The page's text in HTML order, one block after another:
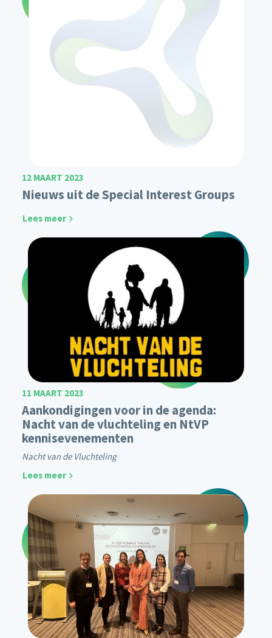
12 MAART 2023
Nieuws uit de Special Interest Groups
Lees meer
11 MAART 2023
Aankondigingen voor in de agenda:
Nacht van de vluchteling en NtVP
kennisevenementen
Nacht van de Vluchteling
Lees meer